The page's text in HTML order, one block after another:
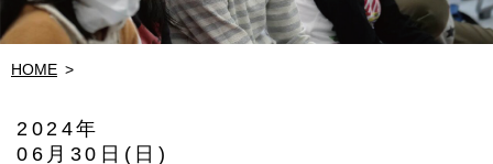
HOME
2024年
06月30日(日)